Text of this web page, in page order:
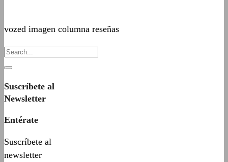
vozed imagen columna reseñas
Suscríbete al
Newsletter
Entérate
Suscríbete al
newsletter